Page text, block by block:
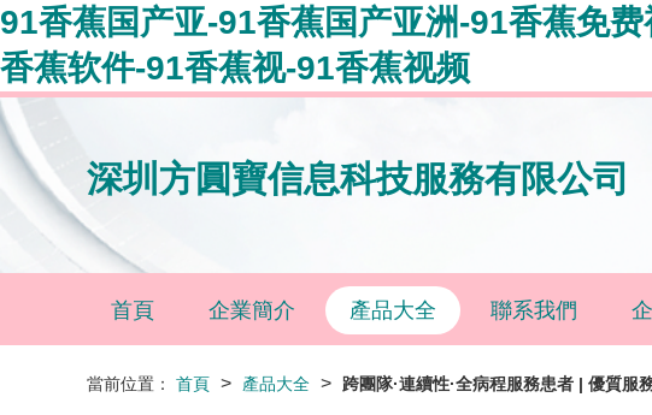
91香蕉国产亚-91香蕉国产亚洲-91香蕉免
香蕉软件-91香蕉视-91香蕉视频
深圳方圓寶信息科技服務有限公司
首頁 企業簡介 產品大全 聯系我們
當前位置： 首頁 > 產品大全 > 跨團隊·連續性·全病程服務患者 | 優質服